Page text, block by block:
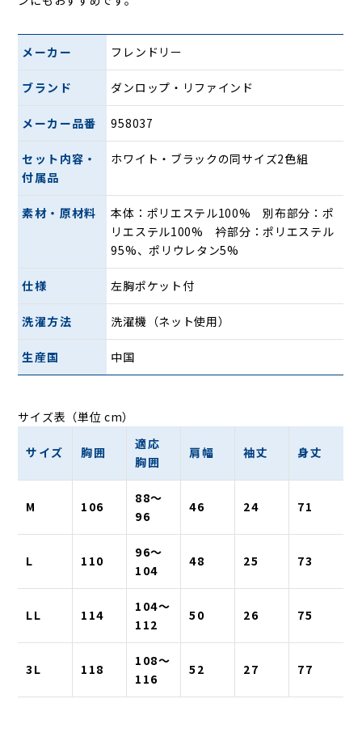
メーカー フレンドリー
ブランド ダンロップ・リファインド
メーカー品番 958037
セット内容・
付属品
ホワイト・ブラックの同サイズ2色組
素材・原材料
本体：ポリエステル100% 別布部分：ポ
リエステル100% 衿部分：ポリエステル
95%、ポリウレタン5%
仕様 左胸ポケット付
洗濯方法 洗濯機（ネット使用）
生産国 中国
サイズ表（単位 cm）
サイズ 胸囲
適応
胸囲
肩幅 袖丈 身丈
M 106
88〜
96
46 24 71
L 110
96〜
104
48 25 73
LL 114
104〜
112
50 26 75
3L 118
108〜
116
52 27 77